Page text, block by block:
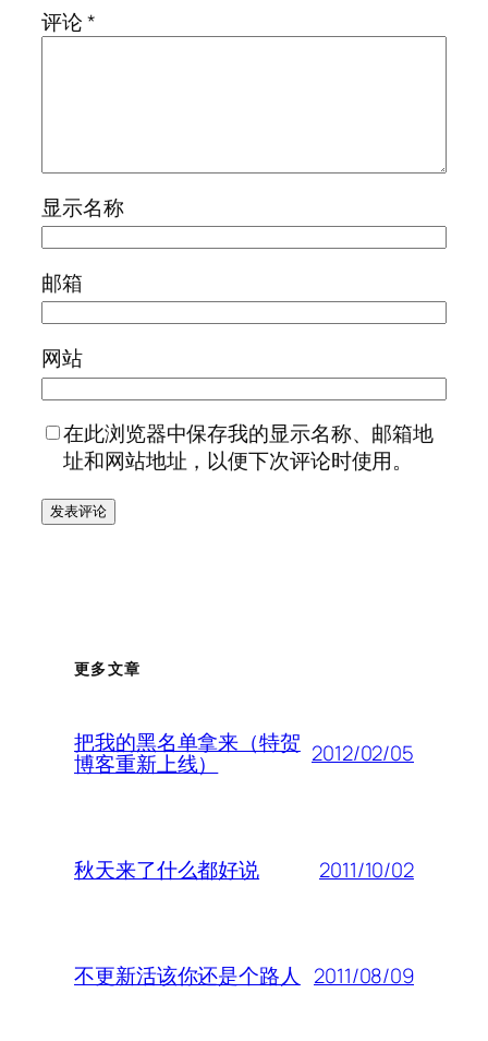
评论*
显示名称
邮箱
网站
在此浏览器中保存我的显示名称、邮箱地
址和网站地址，以便下次评论时使用。
更多文章
把我的黑名单拿来（特贺
博客重新上线） 2012/02/05
秋天来了什么都好说 2011/10/02
不更新活该你还是个路人 2011/08/09